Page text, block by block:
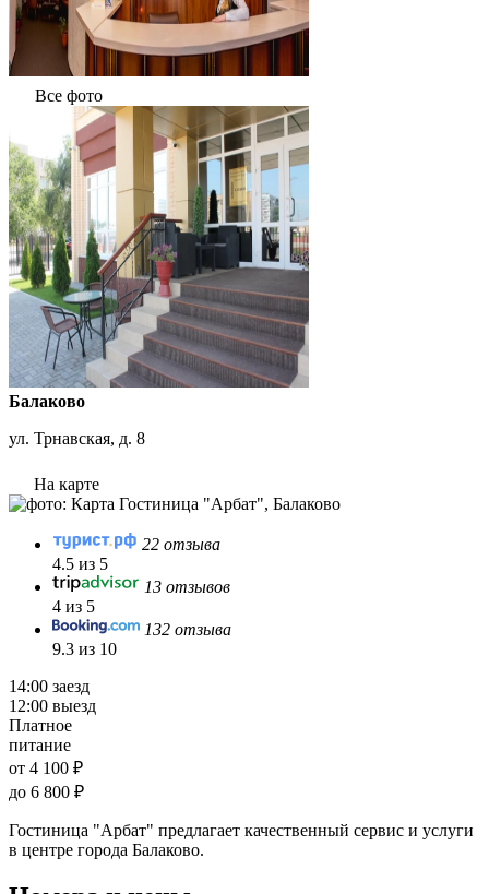
Все фото
Балаково
ул. Трнавская, д. 8
На карте
22 отзыва
4.5 из 5
13 отзывов
4 из 5
132 отзыва
9.3 из 10
14:00 заезд
12:00 выезд
Платное
питание
от 4 100 ₽
до 6 800 ₽
Гостиница "Арбат" предлагает качественный сервис и услуги
в центре города Балаково.